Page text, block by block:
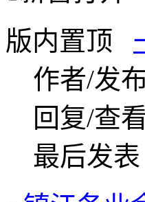
版内置顶
作者/发
回复/查
最后发表